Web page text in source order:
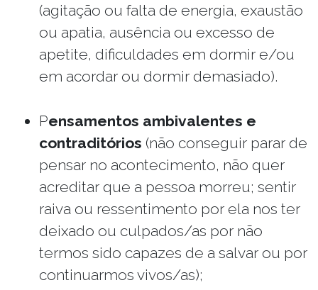
(agitação ou falta de energia, exaustão
ou apatia, ausência ou excesso de
apetite, dificuldades em dormir e/ou
em acordar ou dormir demasiado).
Pensamentos ambivalentes e
contraditórios (não conseguir parar de
pensar no acontecimento, não quer
acreditar que a pessoa morreu; sentir
raiva ou ressentimento por ela nos ter
deixado ou culpados/as por não
termos sido capazes de a salvar ou por
continuarmos vivos/as);